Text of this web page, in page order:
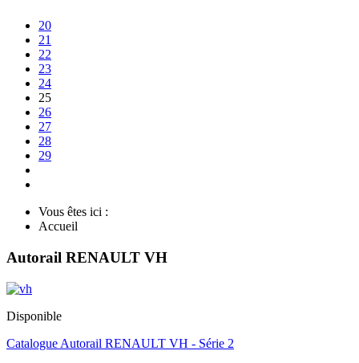
20
21
22
23
24
25
26
27
28
29
Vous êtes ici :
Accueil
Autorail RENAULT VH
Disponible
Catalogue Autorail RENAULT VH - Série 2